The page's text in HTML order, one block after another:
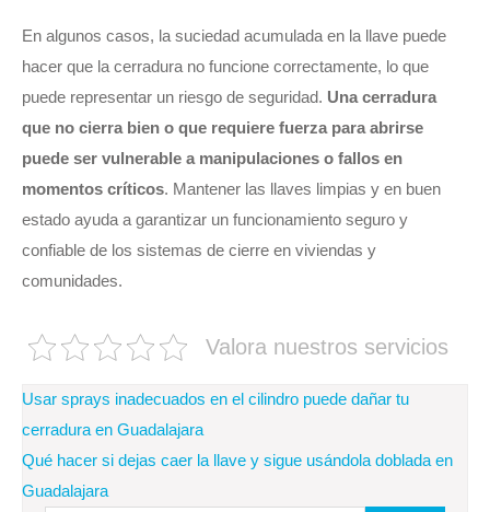
En algunos casos, la suciedad acumulada en la llave puede
hacer que la cerradura no funcione correctamente, lo que
puede representar un riesgo de seguridad. Una cerradura
que no cierra bien o que requiere fuerza para abrirse
puede ser vulnerable a manipulaciones o fallos en
momentos críticos. Mantener las llaves limpias y en buen
estado ayuda a garantizar un funcionamiento seguro y
confiable de los sistemas de cierre en viviendas y
comunidades.
Valora nuestros servicios
Navegación
de
entradas
Usar sprays inadecuados en el cilindro puede dañar tu
cerradura en Guadalajara
Qué hacer si dejas caer la llave y sigue usándola doblada en
Guadalajara